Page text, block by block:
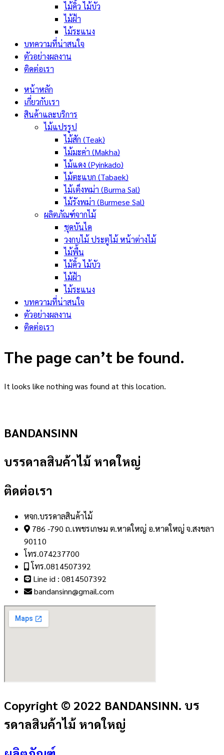
ไม้คิ้ว ไม้บัว
ไม้ฝ้า
ไม้ระแนง
บทความที่น่าสนใจ
ตัวอย่างผลงาน
ติดต่อเรา
หน้าหลัก
เกี่ยวกับเรา
สินค้าและบริการ
ไม้แปรรูป
ไม้สัก (Teak)
ไม้มะค่า (Makha)
ไม้แดง (Pyinkado)
ไม้ตะแบก (Tabaek)
ไม้เต็งพม่า (Burma Sal)
ไม้รังพม่า (Burmese Sal)
ผลิตภัณฑ์จากไม้
ชุดบันได
วงกบไม้ ประตูไม้ หน้าต่างไม้
ไม้พื้น
ไม้คิ้ว ไม้บัว
ไม้ฝ้า
ไม้ระแนง
บทความที่น่าสนใจ
ตัวอย่างผลงาน
ติดต่อเรา
The page can’t be found.
It looks like nothing was found at this location.
BANDANSINN
บรรดาลสินค้าไม้ หาดใหญ่
ติดต่อเรา
หจก.บรรดาลสินค้าไม้
786 -790 ถ.เพชรเกษม ต.หาดใหญ่ อ.หาดใหญ่ จ.สงขลา
90110
โทร.074237700
โทร.0814507392
Line id : 0814507392
bandansinn@gmail.com
Copyright © 2022 BANDANSINN. บร
รดาลสินค้าไม้ หาดใหญ่